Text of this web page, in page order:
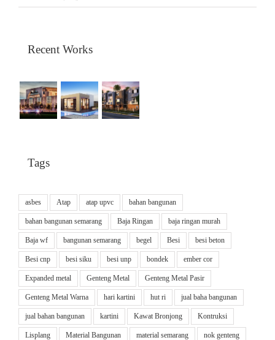
Recent Works
Tags
asbes Atap atap upvc bahan bangunan
bahan bangunan semarang Baja Ringan baja ringan murah
Baja wf bangunan semarang begel Besi besi beton
Besi cnp besi siku besi unp bondek ember cor
Expanded metal Genteng Metal Genteng Metal Pasir
Genteng Metal Warna hari kartini hut ri jual baha bangunan
jual bahan bangunan kartini Kawat Bronjong Kontruksi
Lisplang Material Bangunan material semarang nok genteng